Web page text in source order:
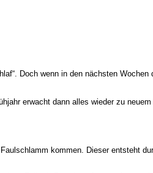
Doch wenn in den nächsten
erwacht dann alles wieder zu
kommen. Dieser entsteht